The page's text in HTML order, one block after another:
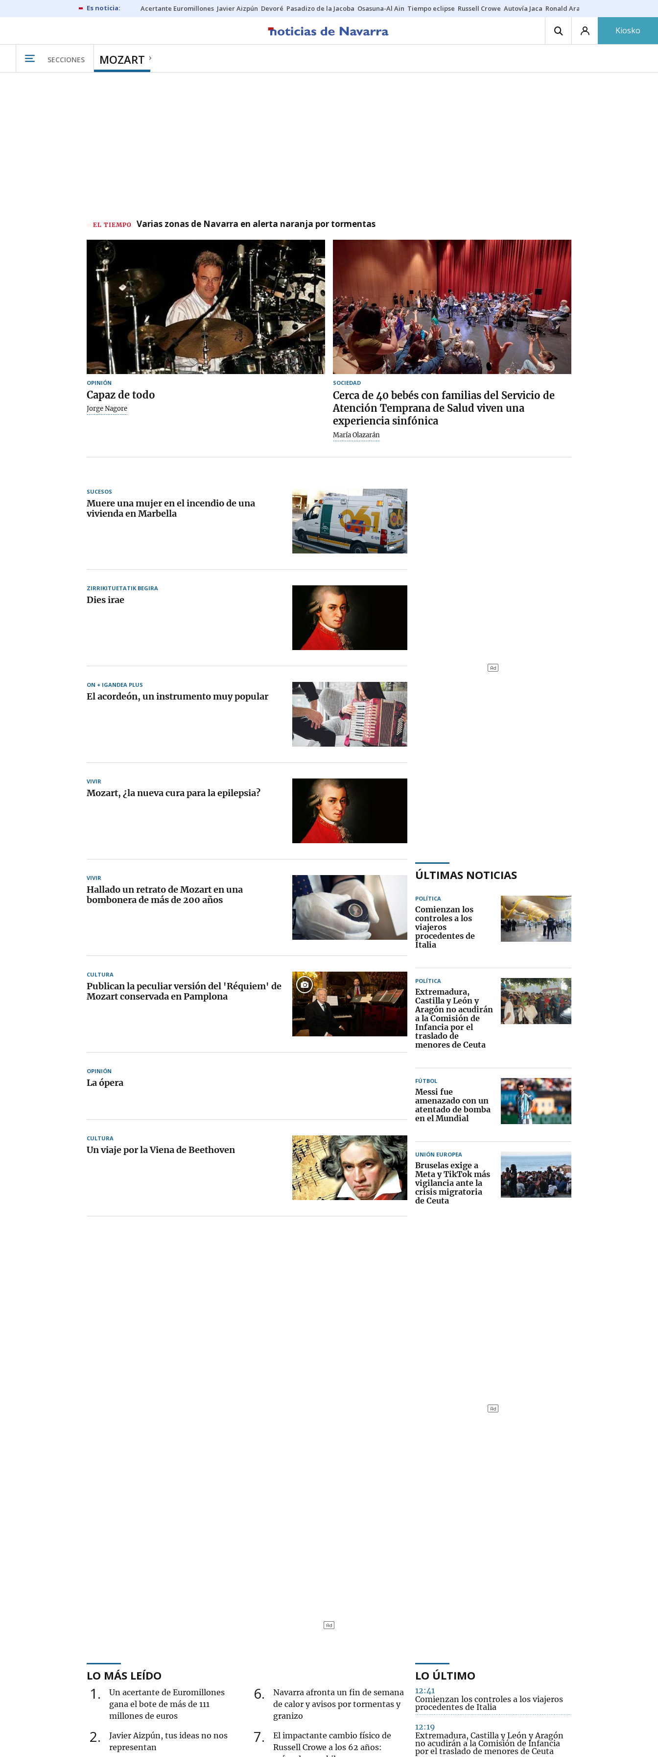
Acertante Euromillones Javier Aizpún Devoré Pasadizo de la Jacoba Osasuna-Al Ain Tiempo eclipse Russell Crowe Autovía Jaca Ronald Araújo
Kiosko
SECCIONES MOZART
EL TIEMPO Varias zonas de Navarra en alerta naranja por tormentas
OPINIÓN
Capaz de todo
Jorge Nagore
SOCIEDAD
Cerca de 40 bebés con familias del Servicio de
Atención Temprana de Salud viven una
experiencia sinfónica
María Olazarán
SUCESOS
Muere una mujer en el incendio de una
vivienda en Marbella
ZIRRIKITUETATIK BEGIRA
Dies irae
ON + IGANDEA PLUS
El acordeón, un instrumento muy popular
VIVIR
Mozart, ¿la nueva cura para la epilepsia?
VIVIR
Hallado un retrato de Mozart en una
bombonera de más de 200 años
CULTURA
Publican la peculiar versión del 'Réquiem' de
Mozart conservada en Pamplona
OPINIÓN
La ópera
CULTURA
Un viaje por la Viena de Beethoven
ÚLTIMAS NOTICIAS
POLÍTICA
Comienzan los
controles a los
viajeros
procedentes de
Italia
POLÍTICA
Extremadura,
Castilla y León y
Aragón no acudirán
a la Comisión de
Infancia por el
traslado de
menores de Ceuta
FÚTBOL
Messi fue
amenazado con un
atentado de bomba
en el Mundial
UNIÓN EUROPEA
Bruselas exige a
Meta y TikTok más
vigilancia ante la
crisis migratoria
de Ceuta
LO MÁS LEÍDO
1
Un acertante de Euromillones
gana el bote de más de 111
millones de euros
2
Javier Aizpún, tus ideas no nos
representan
6
Navarra afronta un fin de semana
de calor y avisos por tormentas y
granizo
7
El impactante cambio físico de
Russell Crowe a los 62 años:
LO ÚLTIMO
12:41
Comienzan los controles a los viajeros
procedentes de Italia
12:19
Extremadura, Castilla y León y Aragón
no acudirán a la Comisión de Infancia
por el traslado de menores de Ceuta